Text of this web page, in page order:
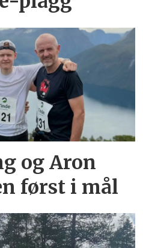
og Aron
først i mål